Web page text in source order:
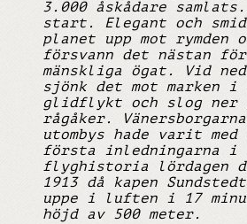
3.000 åskådare
start. Elegant och
planet upp mot rymden
försvann det nästan
mänskliga ögat. Vid
sjönk det mot marken i
glidflykt och slog ner
rågåker.
utombys hade varit
första inledningarna i
flyghistoria lördagen
1913 då kapen
uppe i luften i 17
höjd av 500 meter.